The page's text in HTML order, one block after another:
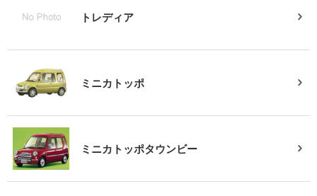
トレディア
ミニカトッポ
ミニカトッポタウンビー